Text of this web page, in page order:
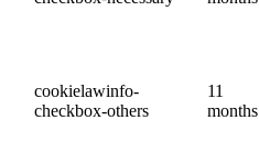
cookielawinfo-
checkbox-others
11
months